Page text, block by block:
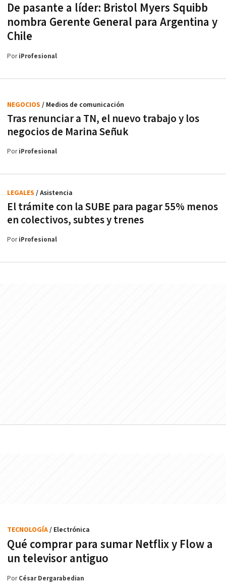
De pasante a líder: Bristol Myers Squibb
nombra Gerente General para Argentina y
Chile
PoriProfesional
Tras renunciar a TN, el nuevo trabajo y los
negocios de Marina Señuk
NEGOCIOS / Medios de comunicación
PoriProfesional
El trámite con la SUBE para pagar 55% menos
en colectivos, subtes y trenes
LEGALES / Asistencia
PoriProfesional
Qué comprar para sumar Netflix y Flow a
un televisor antiguo
TECNOLOGÍA/ Electrónica
PorCésar Dergarabedian